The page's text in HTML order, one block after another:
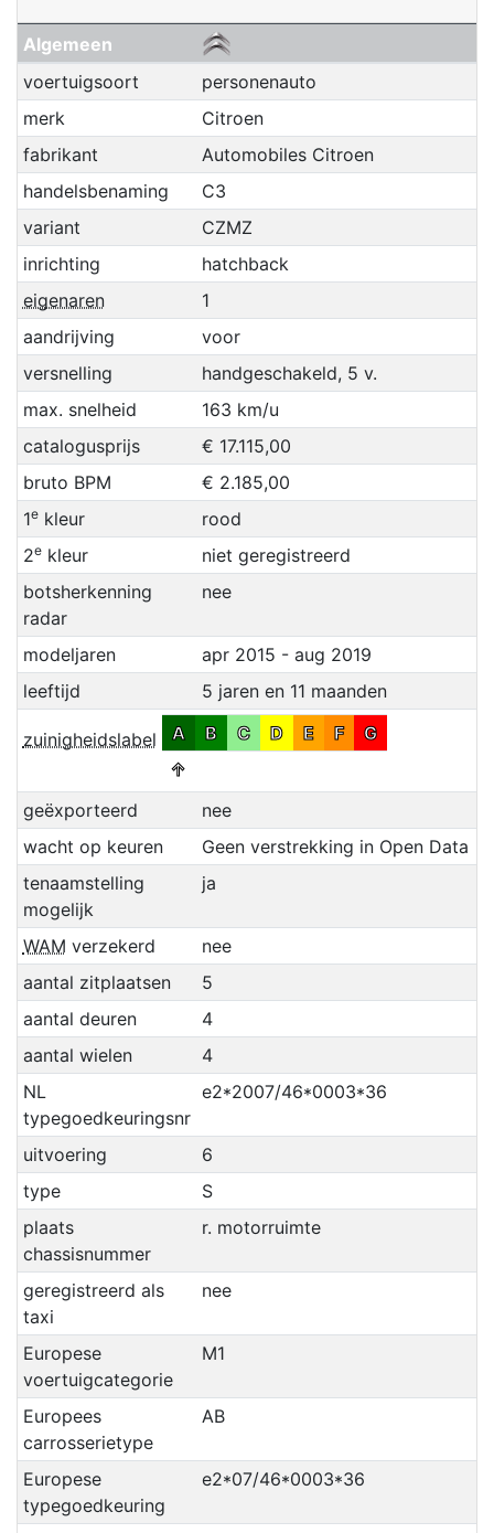
Algemeen
voertuigsoort
personenauto
merk
Citroen
fabrikant
Automobiles Citroen
handelsbenaming
C3
variant
CZMZ
inrichting
hatchback
eigenaren
1
aandrijving
voor
versnelling
handgeschakeld, 5 v.
max. snelheid
163 km/u
catalogusprijs
€ 17.115,00
bruto BPM
€ 2.185,00
1ekleur
rood
2ekleur
niet geregistreerd
botsherkenning
radar
nee
modeljaren
apr 2015 - aug 2019
leeftijd
5 jaren en 11 maanden
zuinigheidslabel A B C D E F
G
↑
geëxporteerd
nee
wacht op keuren
Geen verstrekking in Open Data
tenaamstelling
mogelijk
ja
WAM verzekerd
nee
aantal zitplaatsen
5
aantal deuren
4
aantal wielen
4
NL
typegoedkeuringsnr
e2*2007/46*0003*36
uitvoering
6
type
S
plaats
chassisnummer
r. motorruimte
geregistreerd als
taxi
nee
Europese
voertuigcategorie
M1
Europees
carrosserietype
AB
Europese
typegoedkeuring
e2*07/46*0003*36